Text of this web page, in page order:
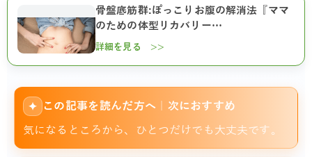
骨盤底筋群:ぽっこりお腹の解消法『ママ
のための体型リカバリー…
詳細を見る >>
✦ この記事を読んだ方へ｜次におすすめ
気になるところから、ひとつだけでも大丈夫です。